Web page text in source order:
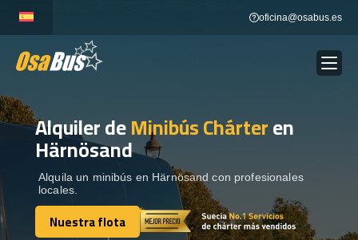
content
oficina@osabus.es
ALQUILER DE AUTOCARES Show dropdown
DESTINOS
RECORRIDAS Show dropdown
Alquiler deMinibús Chárteren
Härnösand
Alquila un minibús en Härnösand con profesionales
locales.
Nuestra flota